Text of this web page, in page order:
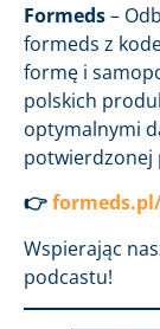
Formeds–
formeds z
formę i
polskich
optymalnymi
potwierdzonej
👉
Wspierając
podcastu!